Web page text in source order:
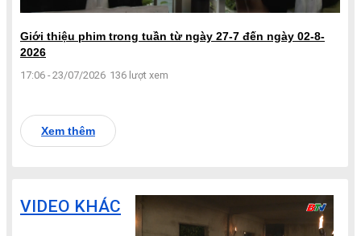
Giới thiệu phim trong tuần từ ngày 27-7 đến ngày 02-8-
2026
17:06 - 23/07/2026 136 lượt xem
Xem thêm
VIDEO KHÁC